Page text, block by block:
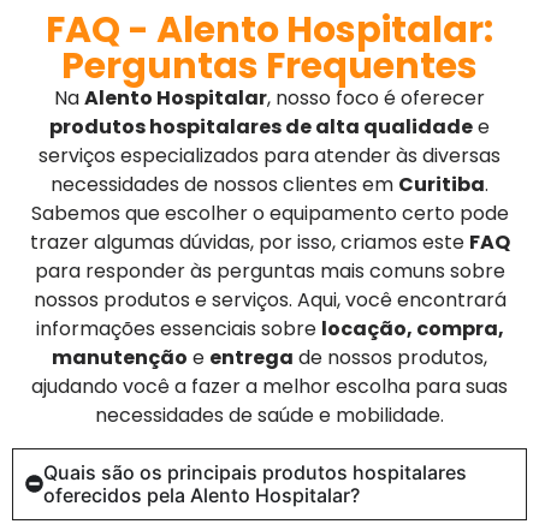
FAQ - Alento Hospitalar:
Perguntas Frequentes
NaAlento Hospitalar, nosso foco é oferecer
produtos hospitalares de alta qualidadee
serviços especializados para atender às diversas
necessidades de nossos clientes em Curitiba.
Sabemos que escolher o equipamento certo pode
trazer algumas dúvidas, por isso, criamos este FAQ
para responder às perguntas mais comuns sobre
nossos produtos e serviços. Aqui, você encontrará
informações essenciais sobre locação, compra,
manutenção e entrega de nossos produtos,
ajudando você a fazer a melhor escolha para suas
necessidades de saúde e mobilidade.
Quais são os principais produtos hospitalares
oferecidos pela Alento Hospitalar?